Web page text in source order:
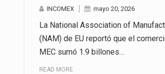
INCOMEX mayo 20, 2026
La National Association of
(NAM) de EU reportó que el
MEC sumó 1.9 billones…
READ MORE